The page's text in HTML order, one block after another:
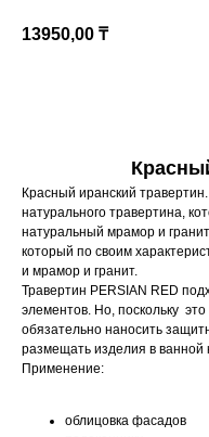
Казахстан,
32
13950,00 ₸
Красный иранский
натурального травертина,
натуральный мрамор и
который по своим
и мрамор и гранит.
Травертин PERSIAN RED
элементов. Но, поскольку
обязательно наносить
размещать изделия в ванной
Применение:
облицовка фасадов